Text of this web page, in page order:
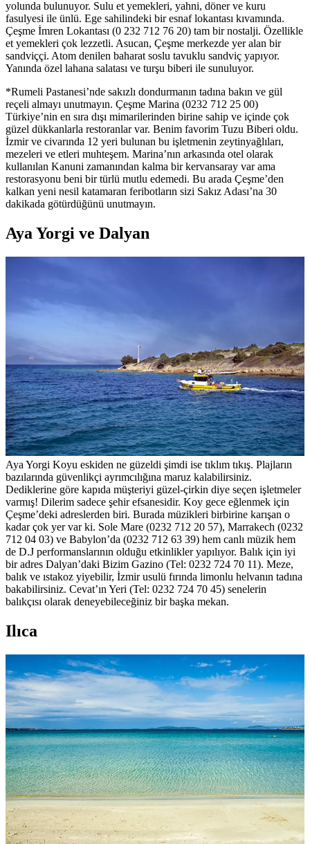
yolunda bulunuyor. Sulu et yemekleri, yahni, döner ve kuru
fasulyesi ile ünlü. Ege sahilindeki bir esnaf lokantası kıvamında.
Çeşme İmren Lokantası (0 232 712 76 20) tam bir nostalji. Özellikle
et yemekleri çok lezzetli. Asucan, Çeşme merkezde yer alan bir
sandviççi. Atom denilen baharat soslu tavuklu sandviç yapıyor.
Yanında özel lahana salatası ve turşu biberi ile sunuluyor.
*Rumeli Pastanesi’nde sakızlı dondurmanın tadına bakın ve gül
reçeli almayı unutmayın. Çeşme Marina (0232 712 25 00)
Türkiye’nin en sıra dışı mimarilerinden birine sahip ve içinde çok
güzel dükkanlarla restoranlar var. Benim favorim Tuzu Biberi oldu.
İzmir ve civarında 12 yeri bulunan bu işletmenin zeytinyağlıları,
mezeleri ve etleri muhteşem. Marina’nın arkasında otel olarak
kullanılan Kanuni zamanından kalma bir kervansaray var ama
restorasyonu beni bir türlü mutlu edemedi. Bu arada Çeşme’den
kalkan yeni nesil katamaran feribotların sizi Sakız Adası’na 30
dakikada götürdüğünü unutmayın.
Aya Yorgi ve Dalyan
Aya Yorgi Koyu eskiden ne güzeldi şimdi ise tıklım tıkış. Plajların
bazılarında güvenlikçi ayrımcılığına maruz kalabilirsiniz.
Dediklerine göre kapıda müşteriyi güzel-çirkin diye seçen işletmeler
varmış! Dilerim sadece şehir efsanesidir. Koy gece eğlenmek için
Çeşme’deki adreslerden biri. Burada müzikleri birbirine karışan o
kadar çok yer var ki. Sole Mare (0232 712 20 57), Marrakech (0232
712 04 03) ve Babylon’da (0232 712 63 39) hem canlı müzik hem
de D.J performanslarının olduğu etkinlikler yapılıyor. Balık için iyi
bir adres Dalyan’daki Bizim Gazino (Tel: 0232 724 70 11). Meze,
balık ve ıstakoz yiyebilir, İzmir usulü fırında limonlu helvanın tadına
bakabilirsiniz. Cevat’ın Yeri (Tel: 0232 724 70 45) senelerin
balıkçısı olarak deneyebileceğiniz bir başka mekan.
Ilıca